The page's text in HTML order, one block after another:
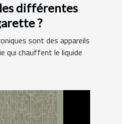
différentes
?
sont des appareils
qui chauffent le liquide